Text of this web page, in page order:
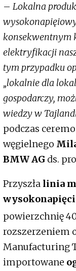
– Lokalna
konsekwentnym
elektryfikacji
tym przypadku
„lokalnie dla
gospodarczy,
wiedzy w
podczas
węgielnego
BMW AG ds.
Przyszła linia
powierzchnię
rozszerzeniem
Manufacturing
importowane